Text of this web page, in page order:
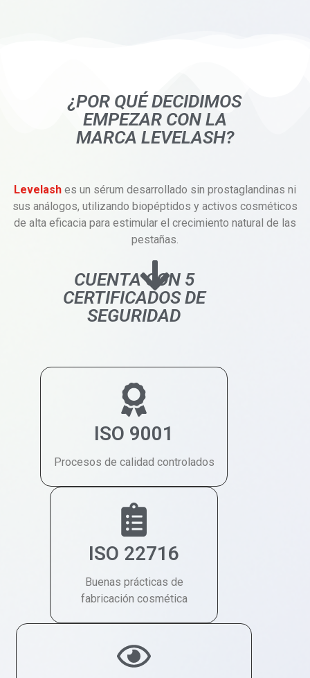
¿POR QUÉ DECIDIMOS
EMPEZAR CON LA
MARCA LEVELASH?
Levelash es un sérum desarrollado sin prostaglandinas ni
sus análogos, utilizando biopéptidos y activos cosméticos
de alta eficacia para estimular el crecimiento natural de las
pestañas.
CUENTA CON 5
CERTIFICADOS DE
SEGURIDAD
ISO 9001
Procesos de calidad controlados
ISO 22716
Buenas prácticas de
fabricación cosmética